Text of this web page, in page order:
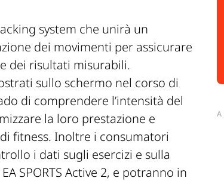
system che unirà un
dei movimenti per assicurare
dei risultati misurabili.
sullo schermo nel corso di
di comprendere l’intensità del
la loro prestazione e
fitness. Inoltre i consumatori
i dati sugli esercizi e sulla
EA SPORTS Active 2, e potranno in